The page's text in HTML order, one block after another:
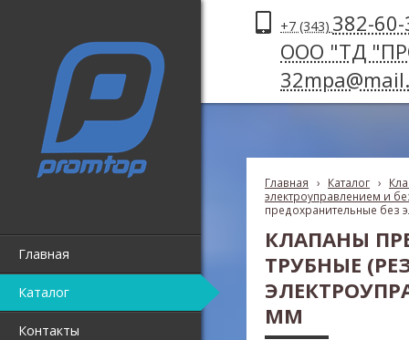
Главная
Каталог
Контакты
+7 (343) 382-
ООО "ТД
Главная › Каталог ›
электроуправлением и
предохранительные без
КЛАПАНЫ
ТРУБНЫЕ
ММ